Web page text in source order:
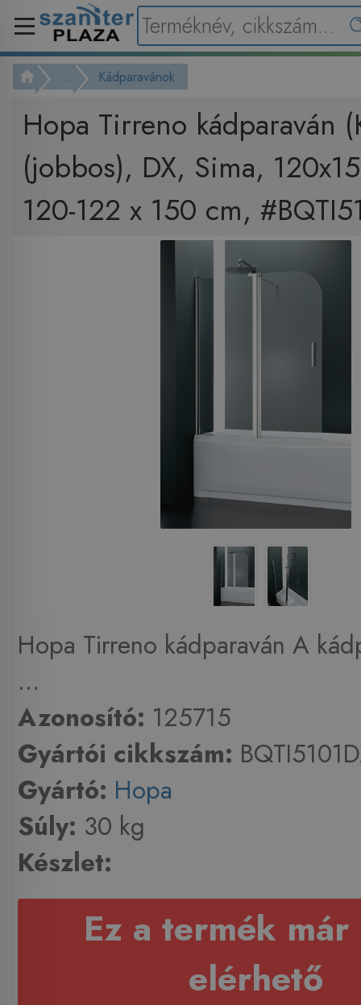
... Kádparavánok
Hopa Tirreno kádparaván
(jobbos), DX, Sima,
120-122 x 150 cm,
Hopa Tirreno kádparaván A
...
Azonosító: 125715
Gyártói cikkszám:
Gyártó: Hopa
Súly: 30 kg
Készlet:
Ez a termék már
elérhető